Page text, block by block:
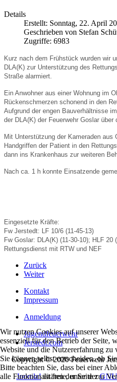
Details
Erstellt: Sonntag, 22. April
Geschrieben von Stefan
Zugriffe: 6983
Kurz nach dem Frühstück wurden wir
DLA(K) zur Unterstützung des
Straße alarmiert.
Ein Anwohner aus einer Wohnung im
Rückenschmerzen schonend in den
Aufgrund der engen Bauverhältnisse
der DLA(K) der Feuerwehr Goslar über
Mit Unterstützung der Kameraden aus
Handgriffen der Patient in den
dann ins Krankenhaus zur weiteren
Nach ca. 1 h konnte Einsatzende
Eingesetzte Kräfte:
Fw Jerstedt: LF 10/6 (11-45-13)
Fw Goslar: DLA(K) (11-30-10); HLF 20
Rettungsdienst mit RTW und NEF
Zurück
Weiter
Kontakt
Impressum
Anmeldung
Jugendfeuerwehr
Jerstedt.com
Copyright © 2020 Feuerwehr
Joomla!ist freie, unter der
Wir nutzen Cookies auf unserer
essenziell für den Betrieb der Seite,
Website und die Nutzererfahrung zu
Sie können selbst entscheiden, ob
Bitte beachten Sie, dass bei einer
alle Funktionalitäten der Seite zur